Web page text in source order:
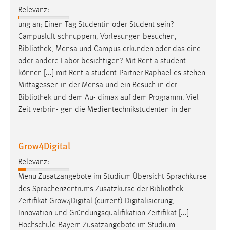
Relevanz:
ung an; Einen Tag Studentin oder Student sein?
Campusluft schnuppern, Vorlesungen besuchen,
Bibliothek, Mensa und Campus erkunden oder das eine
oder andere Labor besichtigen? Mit Rent a student
können [...] mit Rent a student-Partner Raphael es stehen
Mittagessen in der Mensa und ein Besuch in der
Bibliothek und dem Au- dimax auf dem Programm. Viel
Zeit verbrin- gen die Medientechnikstudenten in den
Grow4Digital
Relevanz:
Menü Zusatzangebote im Studium Übersicht Sprachkurse
des Sprachenzentrums Zusatzkurse der Bibliothek
Zertifikat Grow4Digital (current) Digitalisierung,
Innovation und Gründungsqualifikation Zertifikat [...]
Hochschule Bayern Zusatzangebote im Studium